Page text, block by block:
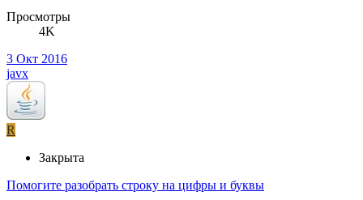
Просмотры
4K
3 Окт 2016
javx
R
Закрыта
Помогите разобрать строку на цифры и буквы